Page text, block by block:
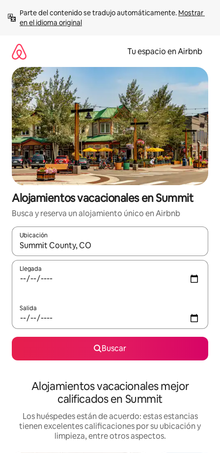
contenido
Parte del contenido se tradujo automáticamente. Mostrar
en el idioma original
Tu espacio en Airbnb
Alojamientos vacacionales en Summit
Busca y reserva un alojamiento único en Airbnb
Ubicación
Cuando los resultados estén disponibles, podrás navegar
Llegada
Salida
Buscar
Alojamientos vacacionales mejor
calificados en Summit
Los huéspedes están de acuerdo: estas estancias
tienen excelentes calificaciones por su ubicación y
limpieza, entre otros aspectos.